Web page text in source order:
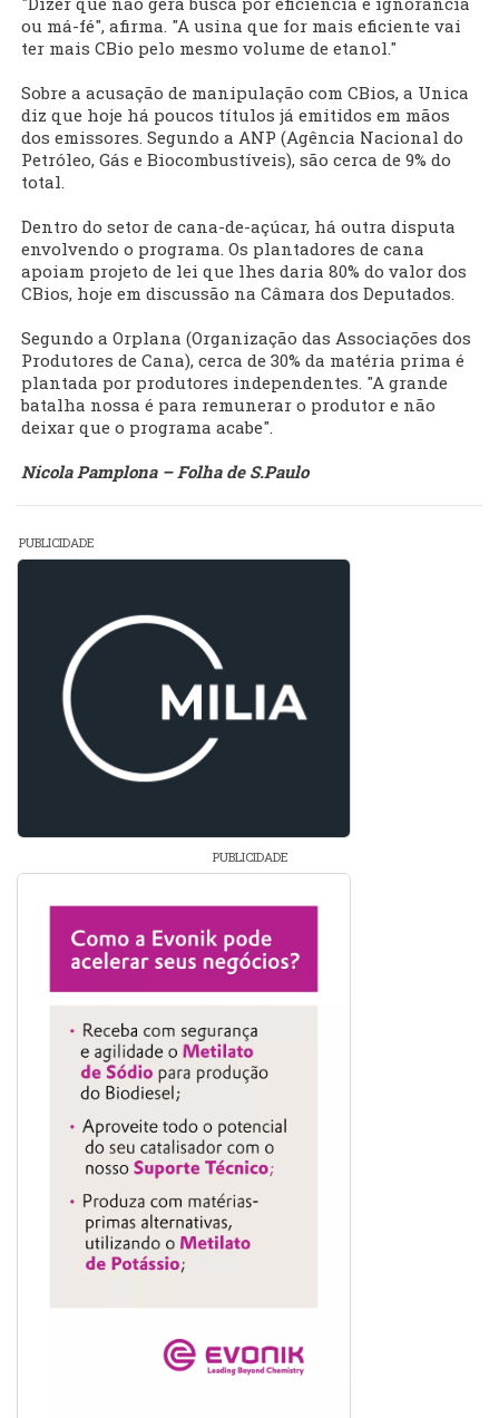
ou má-fé", afirma. "A usina que for mais eficiente vai
ter mais CBio pelo mesmo volume de etanol."
Sobre a acusação de manipulação com CBios, a Unica
diz que hoje há poucos títulos já emitidos em mãos
dos emissores. Segundo a ANP (Agência Nacional do
Petróleo, Gás e Biocombustíveis), são cerca de 9% do
total.
Dentro do setor de cana-de-açúcar, há outra disputa
envolvendo o programa. Os plantadores de cana
apoiam projeto de lei que lhes daria 80% do valor dos
CBios, hoje em discussão na Câmara dos Deputados.
Segundo a Orplana (Organização das Associações dos
Produtores de Cana), cerca de 30% da matéria prima é
plantada por produtores independentes. "A grande
batalha nossa é para remunerar o produtor e não
deixar que o programa acabe".
Nicola Pamplona – Folha de S.Paulo
PUBLICIDADE
PUBLICIDADE